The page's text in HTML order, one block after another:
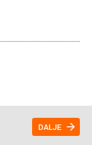
DALJE